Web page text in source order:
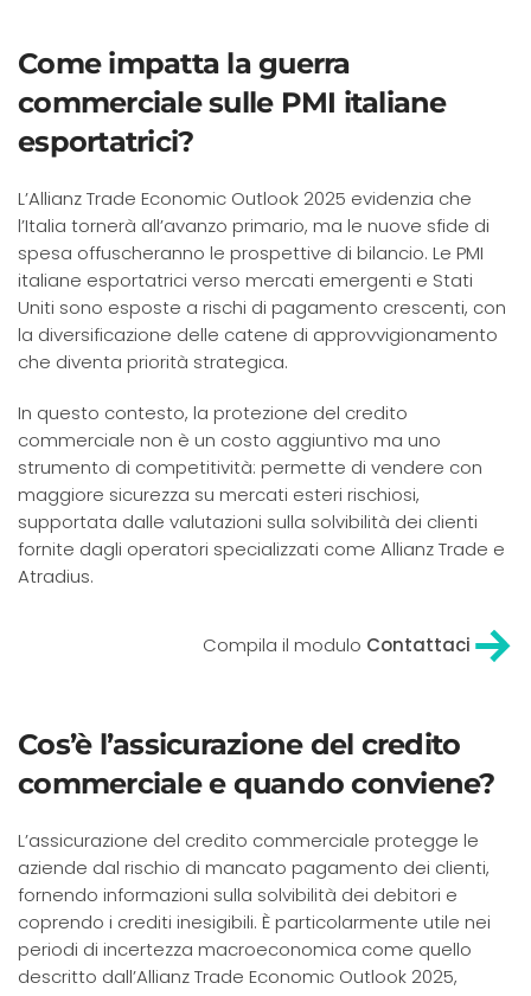
Come impatta la guerra
commerciale sulle PMI italiane
esportatrici?
L’Allianz Trade Economic Outlook 2025 evidenzia che
l’Italia tornerà all’avanzo primario, ma le nuove sfide di
spesa offuscheranno le prospettive di bilancio. Le PMI
italiane esportatrici verso mercati emergenti e Stati
Uniti sono esposte a rischi di pagamento crescenti, con
la diversificazione delle catene di approvvigionamento
che diventa priorità strategica.
In questo contesto, la protezione del credito
commerciale non è un costo aggiuntivo ma uno
strumento di competitività: permette di vendere con
maggiore sicurezza su mercati esteri rischiosi,
supportata dalle valutazioni sulla solvibilità dei clienti
fornite dagli operatori specializzati come Allianz Trade e
Atradius.
Compila il modulo Contattaci
Cos’è l’assicurazione del credito
commerciale e quando conviene?
L’assicurazione del credito commerciale protegge le
aziende dal rischio di mancato pagamento dei clienti,
fornendo informazioni sulla solvibilità dei debitori e
coprendo i crediti inesigibili. È particolarmente utile nei
periodi di incertezza macroeconomica come quello
descritto dall’Allianz Trade Economic Outlook 2025,